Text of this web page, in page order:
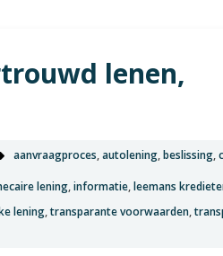
lenen,
aanvraagproces,autolening,beslissing,
lening,informatie,leemans
lening,transparante voorwaarden,